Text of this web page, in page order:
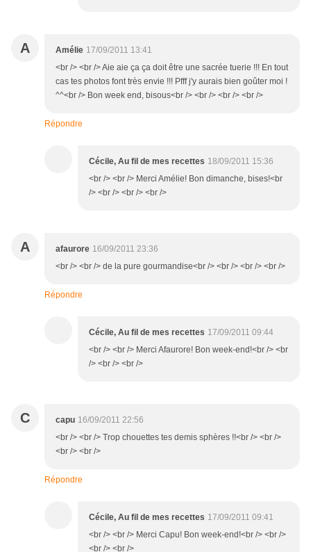
A Amélie 17/09/2011 13:41
<br /> <br /> Aie aie ça ça doit être une sacrée tuerie !!! En tout
cas tes photos font très envie !!! Pfff j'y aurais bien goûter moi !
^^<br /> Bon week end, bisous<br /> <br /> <br /> <br />
Répondre
Cécile, Au fil de mes recettes 18/09/2011 15:36
<br /> <br /> Merci Amélie! Bon dimanche, bises!<br
/> <br /> <br /> <br />
A afaurore 16/09/2011 23:36
<br /> <br /> de la pure gourmandise<br /> <br /> <br /> <br />
Répondre
Cécile, Au fil de mes recettes 17/09/2011 09:44
<br /> <br /> Merci Afaurore! Bon week-end!<br /> <br
/> <br /> <br />
C capu 16/09/2011 22:56
<br /> <br /> Trop chouettes tes demis sphères !!<br /> <br />
<br /> <br />
Répondre
Cécile, Au fil de mes recettes 17/09/2011 09:41
<br /> <br /> Merci Capu! Bon week-end!<br /> <br />
<br /> <br />